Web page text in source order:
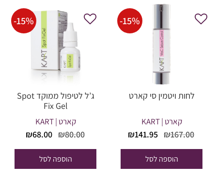
-15%
לחות ויטמין סי קארט
קארט | KART
₪167.00
המחיר
₪167.00.
₪141.95
הוספה לסל
-15%
ג’ל לטיפול ממוקד Spot
Fix Gel
קארט | KART
₪80.00
המחיר
₪80.00.
₪68.00
הוספה לסל